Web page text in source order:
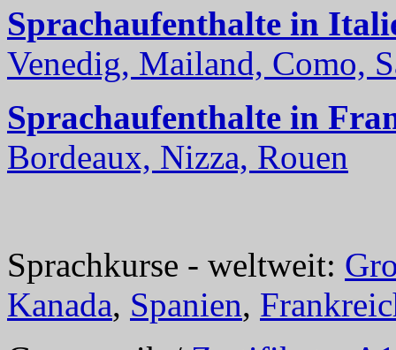
Sprachaufenthalte in
Venedig, Mailand, Como,
Sprachaufenthalte in
Bordeaux, Nizza, Rouen
Sprachkurse - weltweit:
Kanada, Spanien,